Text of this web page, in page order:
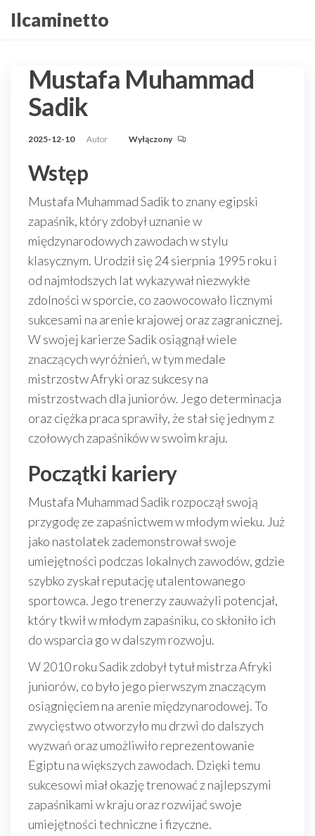
Przejdź
doIlcaminetto
Mustafa Muhammad
Sadik
2025-12-10 Autor Wyłączony
Wstęp
Mustafa Muhammad Sadik to znany egipski
zapaśnik, który zdobył uznanie w
międzynarodowych zawodach w stylu
klasycznym. Urodził się 24 sierpnia 1995 roku i
od najmłodszych lat wykazywał niezwykłe
zdolności w sporcie, co zaowocowało licznymi
sukcesami na arenie krajowej oraz zagranicznej.
W swojej karierze Sadik osiągnął wiele
znaczących wyróżnień, w tym medale
mistrzostw Afryki oraz sukcesy na
mistrzostwach dla juniorów. Jego determinacja
oraz ciężka praca sprawiły, że stał się jednym z
czołowych zapaśników w swoim kraju.
Początki kariery
Mustafa Muhammad Sadik rozpoczął swoją
przygodę ze zapaśnictwem w młodym wieku. Już
jako nastolatek zademonstrował swoje
umiejętności podczas lokalnych zawodów, gdzie
szybko zyskał reputację utalentowanego
sportowca. Jego trenerzy zauważyli potencjał,
który tkwił w młodym zapaśniku, co skłoniło ich
do wsparcia go w dalszym rozwoju.
W 2010 roku Sadik zdobył tytuł mistrza Afryki
juniorów, co było jego pierwszym znaczącym
osiągnięciem na arenie międzynarodowej. To
zwycięstwo otworzyło mu drzwi do dalszych
wyzwań oraz umożliwiło reprezentowanie
Egiptu na większych zawodach. Dzięki temu
sukcesowi miał okazję trenować z najlepszymi
zapaśnikami w kraju oraz rozwijać swoje
umiejętności techniczne i fizyczne.